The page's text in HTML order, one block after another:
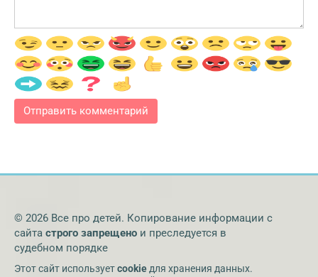
© 2026 Все про детей. Копирование информации с
сайта строго запрещено и преследуется в
судебном порядке
Этот сайт используетcookieдля хранения данных.